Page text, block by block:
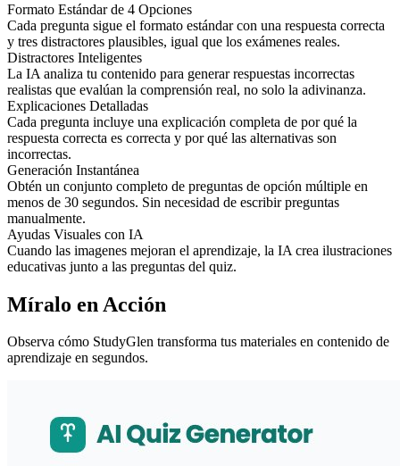
Formato Estándar de 4 Opciones
Cada pregunta sigue el formato estándar con una respuesta correcta
y tres distractores plausibles, igual que los exámenes reales.
Distractores Inteligentes
La IA analiza tu contenido para generar respuestas incorrectas
realistas que evalúan la comprensión real, no solo la adivinanza.
Explicaciones Detalladas
Cada pregunta incluye una explicación completa de por qué la
respuesta correcta es correcta y por qué las alternativas son
incorrectas.
Generación Instantánea
Obtén un conjunto completo de preguntas de opción múltiple en
menos de 30 segundos. Sin necesidad de escribir preguntas
manualmente.
Ayudas Visuales con IA
Cuando las imagenes mejoran el aprendizaje, la IA crea ilustraciones
educativas junto a las preguntas del quiz.
Míralo en Acción
Observa cómo StudyGlen transforma tus materiales en contenido de
aprendizaje en segundos.